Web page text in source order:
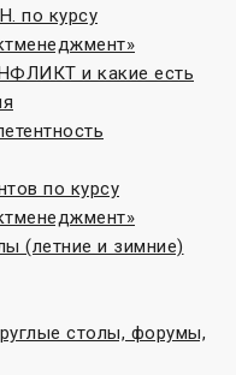
по курсу
и какие есть
по курсу
(летние и зимние)
столы, форумы,